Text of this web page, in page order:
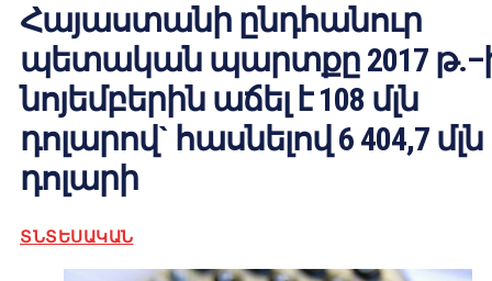
Հայաստանի ընդհանուր
պետական պարտքը 2017
նոյեմբերին աճել է 108 մլն
դոլարով` հասնելով 6 404,7 մլն
դոլարի
ՏՆՏԵՍԱԿԱՆ